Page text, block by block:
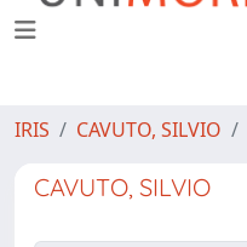
IRIS CAVUTO, SILVIO
CAVUTO, SILVIO